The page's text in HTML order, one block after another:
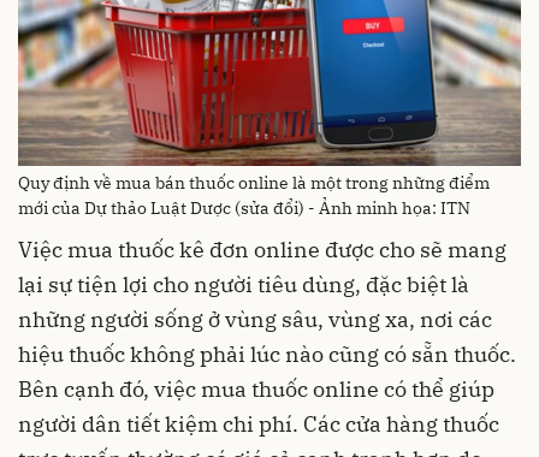
Quy định về mua bán thuốc online là một trong những điểm
mới của Dự thảo Luật Dược (sửa đổi) - Ảnh minh họa: ITN
Việc mua thuốc kê đơn online được cho sẽ mang
lại sự tiện lợi cho người tiêu dùng, đặc biệt là
những người sống ở vùng sâu, vùng xa, nơi các
hiệu thuốc không phải lúc nào cũng có sẵn thuốc.
Bên cạnh đó, việc mua thuốc online có thể giúp
người dân tiết kiệm chi phí. Các cửa hàng thuốc